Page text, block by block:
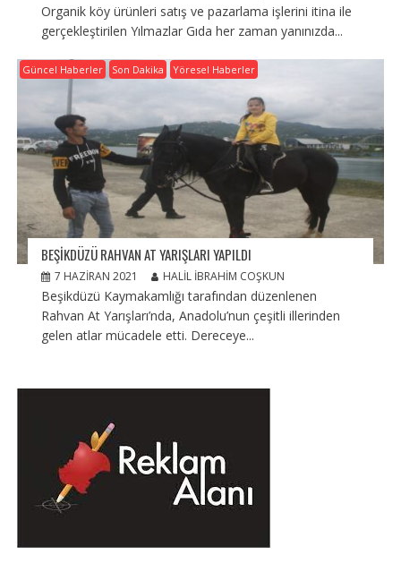
Organik köy ürünleri satış ve pazarlama işlerini itina ile
gerçekleştirilen Yılmazlar Gıda her zaman yanınızda...
Güncel Haberler Son Dakika Yöresel Haberler
BEŞIKDÜZÜ RAHVAN AT YARIŞLARI YAPILDI
7 HAZIRAN 2021 HALIL İBRAHIM COŞKUN
Beşikdüzü Kaymakamlığı tarafından düzenlenen
Rahvan At Yarışları’nda, Anadolu’nun çeşitli illerinden
gelen atlar mücadele etti. Dereceye...